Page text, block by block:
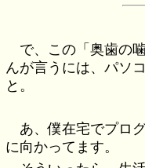
で、この「奥歯の
んが言うには、パソ
と。
あ、僕在宅でプロ
に向かってます。